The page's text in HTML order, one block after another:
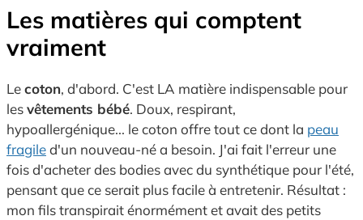
Les matières qui comptent
vraiment
Lecoton, d'abord. C'est LA matière indispensable pour
lesvêtements bébé. Doux, respirant,
hypoallergénique... le coton offre tout ce dont la peau
fragiled'un nouveau-né a besoin. J'ai fait l'erreur une
fois d'acheter des bodies avec du synthétique pour l'été,
pensant que ce serait plus facile à entretenir. Résultat :
mon fils transpirait énormément et avait des petits